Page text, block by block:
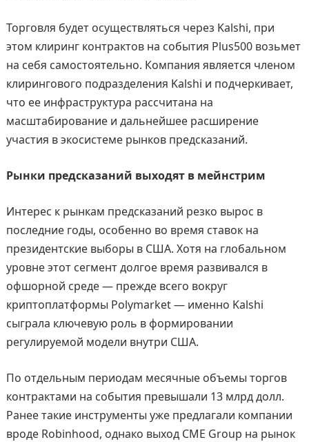
Торговля будет осуществляться через Kalshi, при
этом клиринг контрактов на события Plus500 возьмет
на себя самостоятельно. Компания является членом
клирингового подразделения Kalshi и подчеркивает,
что ее инфраструктура рассчитана на
масштабирование и дальнейшее расширение
участия в экосистеме рынков предсказаний.
Рынки предсказаний выходят в мейнстрим
Интерес к рынкам предсказаний резко вырос в
последние годы, особенно во время ставок на
президентские выборы в США. Хотя на глобальном
уровне этот сегмент долгое время развивался в
офшорной среде — прежде всего вокруг
криптоплатформы Polymarket — именно Kalshi
сыграла ключевую роль в формировании
регулируемой модели внутри США.
По отдельным периодам месячные объемы торгов
контрактами на события превышали 13 млрд долл.
Ранее такие инструменты уже предлагали компании
вроде Robinhood, однако выход CME Group на рынок